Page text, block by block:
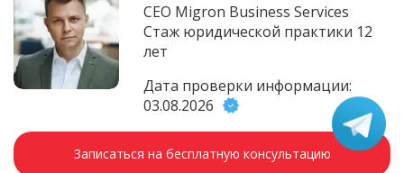
CEO Migron Business Services
Стаж юридической практики 12
лет
Дата проверки информации:
03.08.2026
Записаться на бесплатную консультацию